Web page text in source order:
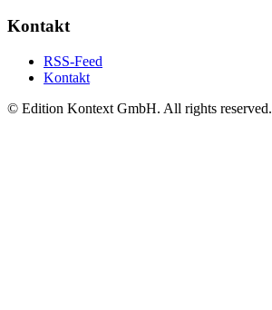
Kontakt
RSS-Feed
Kontakt
© Edition Kontext GmbH. All rights reserved.